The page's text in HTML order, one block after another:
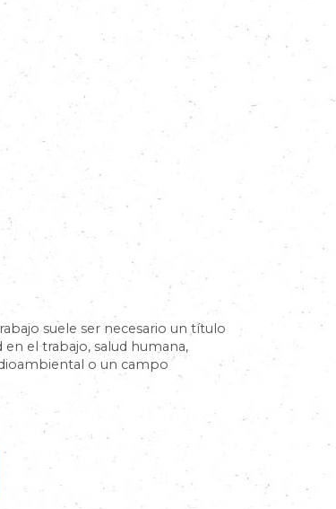
suele ser necesario un título
en el trabajo, salud humana,
o un campo